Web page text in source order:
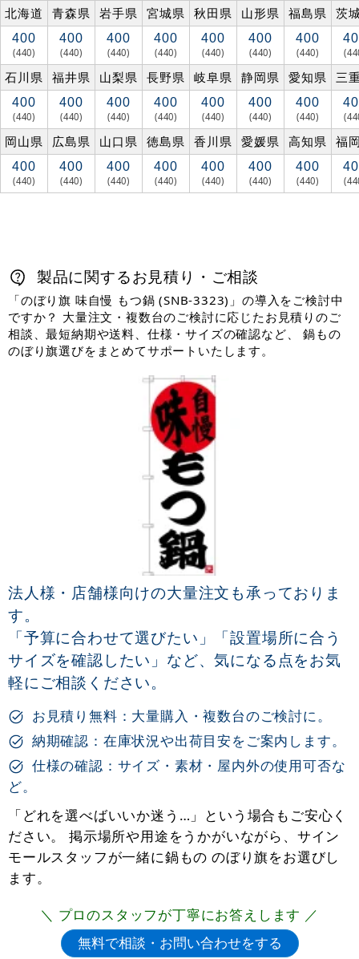
北海道 青森県 岩手県 宮城県 秋田県 山形県 福島県 茨
400
(440)
400
(440)
400
(440)
400
(440)
400
(440)
400
(440)
400
(440)
石川県 福井県 山梨県 長野県 岐阜県 静岡県 愛知県 三
400
(440)
400
(440)
400
(440)
400
(440)
400
(440)
400
(440)
400
(440)
岡山県 広島県 山口県 徳島県 香川県 愛媛県 高知県 福
400
(440)
400
(440)
400
(440)
400
(440)
400
(440)
400
(440)
400
(440)
製品に関するお見積り・ご相談
「のぼり旗 味自慢 もつ鍋 (SNB-3323)」の導入をご検討中
ですか？ 大量注文・複数台のご検討に応じたお見積りのご
相談、最短納期や送料、仕様・サイズの確認など、 鍋もの
のぼり旗選びをまとめてサポートいたします。
法人様・店舗様向けの大量注文も承っておりま
す。
「予算に合わせて選びたい」「設置場所に合う
サイズを確認したい」など、気になる点をお気
軽にご相談ください。
お見積り無料：大量購入・複数台のご検討に。
納期確認：在庫状況や出荷目安をご案内します。
仕様の確認：サイズ・素材・屋内外の使用可否な
ど。
「どれを選べばいいか迷う…」という場合もご安心く
ださい。 掲示場所や用途をうかがいながら、サイン
モールスタッフが一緒に鍋もの のぼり旗をお選びし
ます。
＼ プロのスタッフが丁寧にお答えします ／